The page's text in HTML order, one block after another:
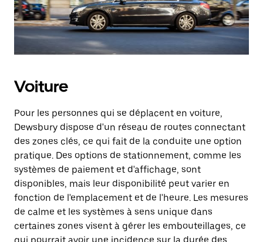
Voiture
Pour les personnes qui se déplacent en voiture,
Dewsbury dispose d'un réseau de routes connectant
des zones clés, ce qui fait de la conduite une option
pratique. Des options de stationnement, comme les
systèmes de paiement et d'affichage, sont
disponibles, mais leur disponibilité peut varier en
fonction de l'emplacement et de l'heure. Les mesures
de calme et les systèmes à sens unique dans
certaines zones visent à gérer les embouteillages, ce